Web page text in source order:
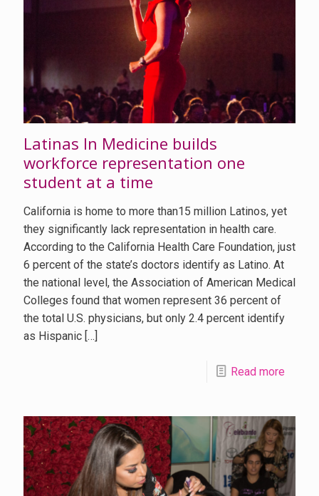
Latinas In Medicine builds
workforce representation one
student at a time
California is home to more than15 million Latinos, yet
they significantly lack representation in health care.
According to the California Health Care Foundation, just
6 percent of the state’s doctors identify as Latino. At
the national level, the Association of American Medical
Colleges found that women represent 36 percent of
the total U.S. physicians, but only 2.4 percent identify
as Hispanic […]
Read more